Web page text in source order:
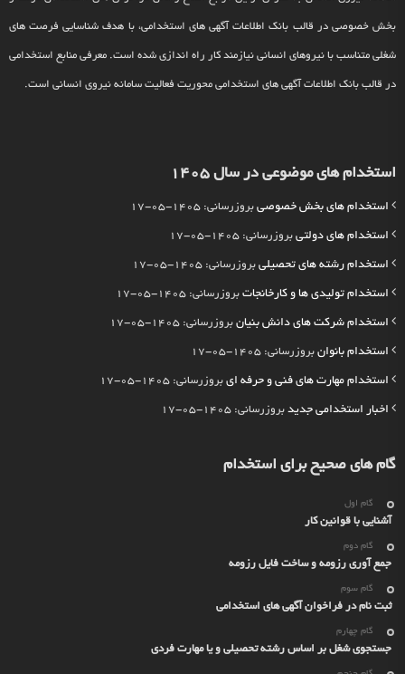
بخش خصوصی در قالب بانک اطلاعات آگهی های استخدامی، با هدف شناسایی فرصت های
شغلی متناسب با نیروهای انسانی نیازمند کار راه اندازی شده است. معرفی منابع استخدامی
در قالب بانک اطلاعات آگهی های استخدامی محوریت فعالیت سامانه نیروی انسانی است.
استخدام های موضوعی در سال 1405
استخدام های بخش خصوصی بروزرسانی: 1405-05-17
استخدام های دولتی بروزرسانی: 1405-05-17
استخدام رشته های تحصیلی بروزرسانی: 1405-05-17
استخدام تولیدی ها و کارخانجات بروزرسانی: 1405-05-17
استخدام شرکت های دانش بنیان بروزرسانی: 1405-05-17
استخدام بانوان بروزرسانی: 1405-05-17
استخدام مهارت های فنی و حرفه ای بروزرسانی: 1405-05-17
اخبار استخدامی جدید بروزرسانی: 1405-05-17
گام های صحیح برای استخدام
گام اول
آشنایی با قوانین کار
گام دوم
جمع آوری رزومه و ساخت فایل رزومه
گام سوم
ثبت نام در فراخوان آگهی های استخدامی
گام چهارم
جستجوی شغل بر اساس رشته تحصیلی و یا مهارت فردی